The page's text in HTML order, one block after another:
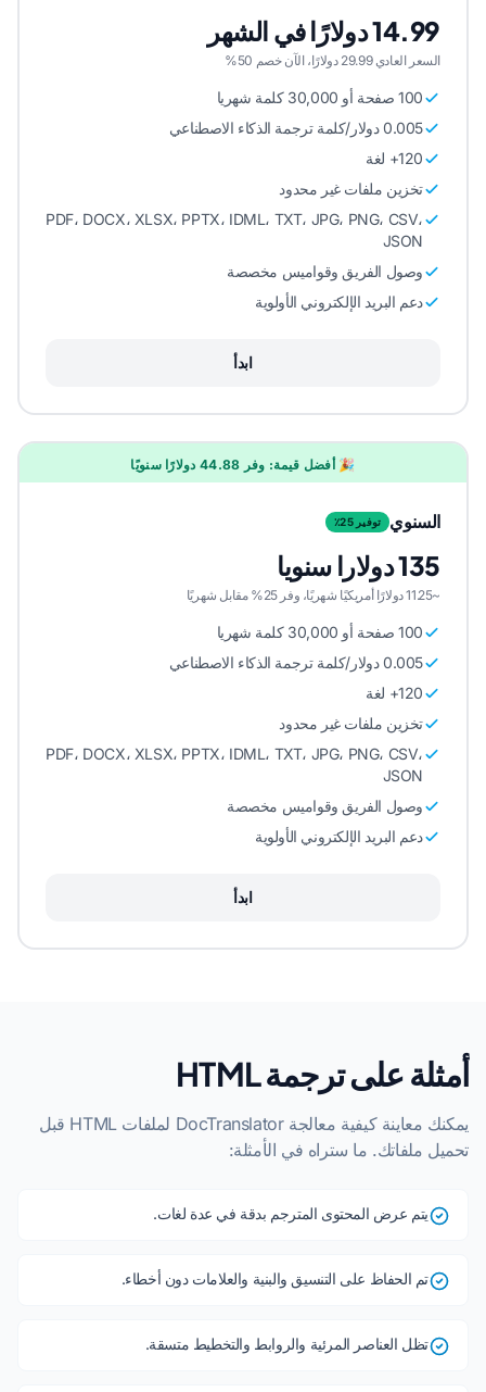
14.99 دولارًا في الشهر
السعر العادي 29.99 دولارًا، الآن خصم 50%
100 صفحة أو 30,000 كلمة شهريا
0.005 دولار/كلمة ترجمة الذكاء الاصطناعي
120+ لغة
تخزين ملفات غير محدود
PDF، DOCX، XLSX، PPTX، IDML، TXT، JPG، PNG، CSV،
JSON
وصول الفريق وقواميس مخصصة
دعم البريد الإلكتروني الأولوية
ابدأ
🎉 أفضل قيمة: وفر 44.88 دولارًا سنويًا
السنوي توفير 25٪
135 دولارا سنويا
~11.25 دولارًا أمريكيًا شهريًا، وفر 25% مقابل شهريًا
100 صفحة أو 30,000 كلمة شهريا
0.005 دولار/كلمة ترجمة الذكاء الاصطناعي
120+ لغة
تخزين ملفات غير محدود
PDF، DOCX، XLSX، PPTX، IDML، TXT، JPG، PNG، CSV،
JSON
وصول الفريق وقواميس مخصصة
دعم البريد الإلكتروني الأولوية
ابدأ
أمثلة على ترجمة HTML
يمكنك معاينة كيفية معالجة DocTranslator لملفات HTML قبل
تحميل ملفاتك. ما ستراه في الأمثلة:
يتم عرض المحتوى المترجم بدقة في عدة لغات.
تم الحفاظ على التنسيق والبنية والعلامات دون أخطاء.
تظل العناصر المرئية والروابط والتخطيط متسقة.